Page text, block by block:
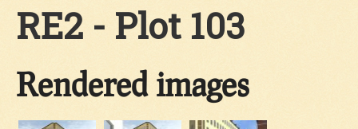
RE2 - Plot 103
Rendered images